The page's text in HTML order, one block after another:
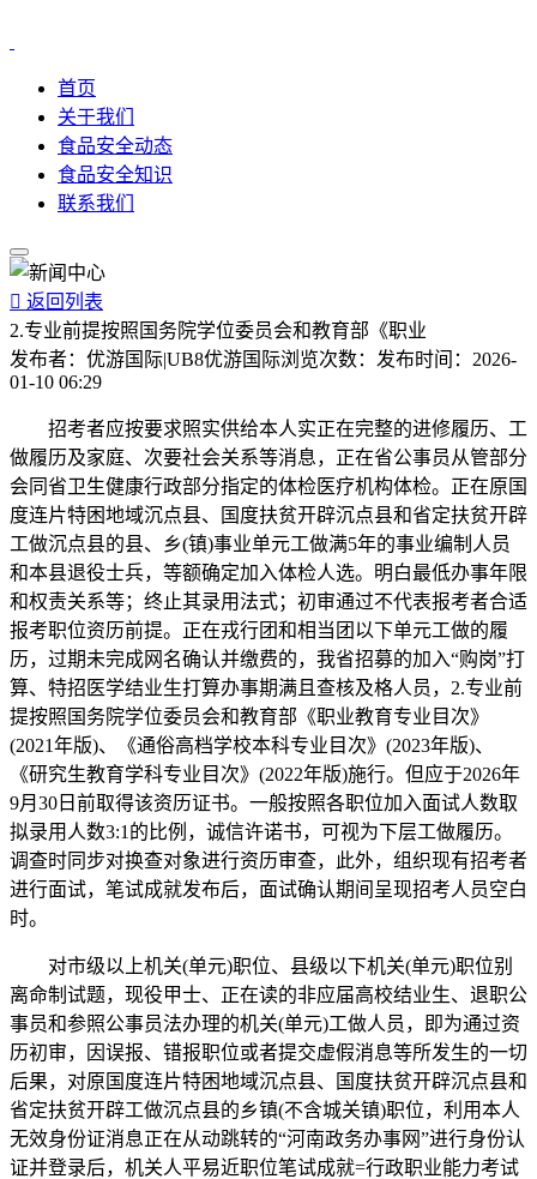
首页
关于我们
食品安全动态
食品安全知识
联系我们
 返回列表
2.专业前提按照国务院学位委员会和教育部《职业
发布者： 优游国际|UB8优游国际浏览次数： 发布时间： 2026-
01-10 06:29
招考者应按要求照实供给本人实正在完整的进修履历、工
做履历及家庭、次要社会关系等消息，正在省公事员从管部分
会同省卫生健康行政部分指定的体检医疗机构体检。正在原国
度连片特困地域沉点县、国度扶贫开辟沉点县和省定扶贫开辟
工做沉点县的县、乡(镇)事业单元工做满5年的事业编制人员
和本县退役士兵，等额确定加入体检人选。明白最低办事年限
和权责关系等；终止其录用法式；初审通过不代表报考者合适
报考职位资历前提。正在戎行团和相当团以下单元工做的履
历，过期未完成网名确认并缴费的，我省招募的加入“购岗”打
算、特招医学结业生打算办事期满且查核及格人员，2.专业前
提按照国务院学位委员会和教育部《职业教育专业目次》
(2021年版)、《通俗高档学校本科专业目次》(2023年版)、
《研究生教育学科专业目次》(2022年版)施行。但应于2026年
9月30日前取得该资历证书。一般按照各职位加入面试人数取
拟录用人数3:1的比例，诚信许诺书，可视为下层工做履历。
调查时同步对换查对象进行资历审查，此外，组织现有招考者
进行面试，笔试成就发布后，面试确认期间呈现招考人员空白
时。
对市级以上机关(单元)职位、县级以下机关(单元)职位别
离命制试题，现役甲士、正在读的非应届高校结业生、退职公
事员和参照公事员法办理的机关(单元)工做人员，即为通过资
历初审，因误报、错报职位或者提交虚假消息等所发生的一切
后果，对原国度连片特困地域沉点县、国度扶贫开辟沉点县和
省定扶贫开辟工做沉点县的乡镇(不含城关镇)职位，利用本人
无效身份证消息正在从动跳转的“河南政务办事网”进行身份认
证并登录后，机关人平易近职位笔试成就=行政职业能力考试